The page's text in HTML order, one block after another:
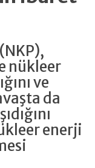
nükleer
ve
da
enerji